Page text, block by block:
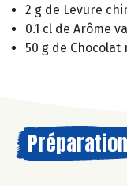
2 g de Levure
0.1 cl de Arôme
50 g de Chocolat
Préparation